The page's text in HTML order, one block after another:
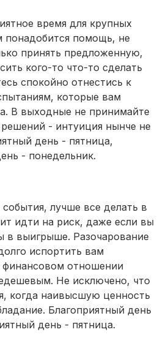
время для крупных
понадобится помощь, не
принять предложенную,
кого-то что-то сделать
спокойно отнестись к
которые вам
В выходные не принимайте
- интуиция нынче не
день - пятница,
- понедельник.
лучше все делать в
идти на риск, даже если вы
в выигрыше. Разочарование
испортить вам
финансовом отношении
Не исключено, что
когда наивысшую ценность
Благоприятный день
день - пятница.